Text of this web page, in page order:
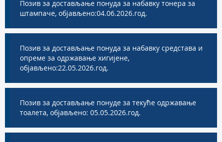
Позив за достављање понуда за набавку тонера за
штампаче, објављено:04.06.2026.год.
Позив за достављање понуда за набавку средстава и
опреме за одржавање хигијене,
објављено:22.05.2026.год.
Позив за достављање понуде за текуће одржавање
тоалета, објављено: 05.05.2026.год.